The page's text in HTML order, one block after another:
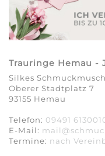
Trauringe Hemau -
Silkes
Oberer Stadtplatz 7
93155 Hemau
Telefon: 09491
E-Mail:
Termine: nach